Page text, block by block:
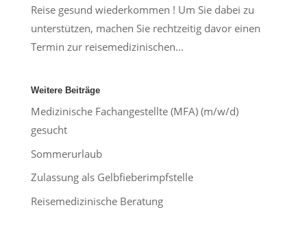
Reise gesund wiederkommen ! Um Sie dabei zu
unterstützen, machen Sie rechtzeitig davor einen
Termin zur reisemedizinischen...
Weitere Beiträge
Medizinische Fachangestellte (MFA) (m/w/d)
gesucht
Sommerurlaub
Zulassung als Gelbfieberimpfstelle
Reisemedizinische Beratung